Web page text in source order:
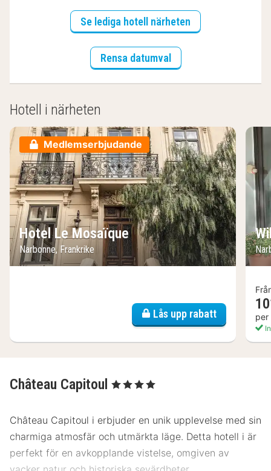
Se lediga hotell närheten
Rensa datumval
Hotell i närheten
Medlemserbjudande
Hotel Le Mosaïque
Narbonne, Frankrike
Lås upp rabatt per
Château Capitoul , 4 Stjärnor
Château Capitoul i erbjuder en unik upplevelse med sin
charmiga atmosfär och utmärkta läge. Detta hotell i är
perfekt för en avkopplande vistelse, omgiven av